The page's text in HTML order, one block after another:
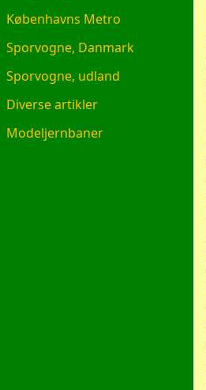
Københavns Metro
Sporvogne, Danmark
Sporvogne, udland
Diverse artikler
Modeljernbaner